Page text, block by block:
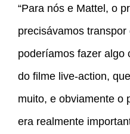
“Para nós e Mattel, o
precisávamos
poderíamos fazer algo
do filme live-action,
muito, e obviamente o
era realmente